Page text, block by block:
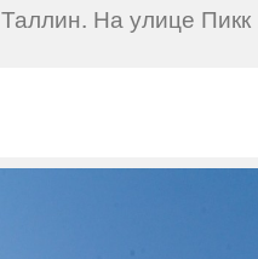
Таллин. На улице Пикк